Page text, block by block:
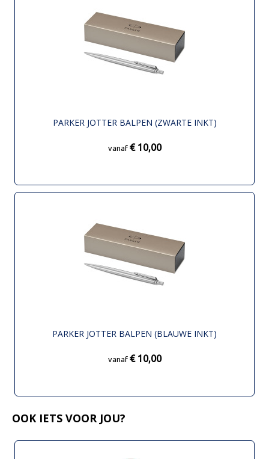
PARKER JOTTER BALPEN (ZWARTE INKT)
vanaf € 10,00
PARKER JOTTER BALPEN (BLAUWE INKT)
vanaf € 10,00
OOK IETS VOOR JOU?